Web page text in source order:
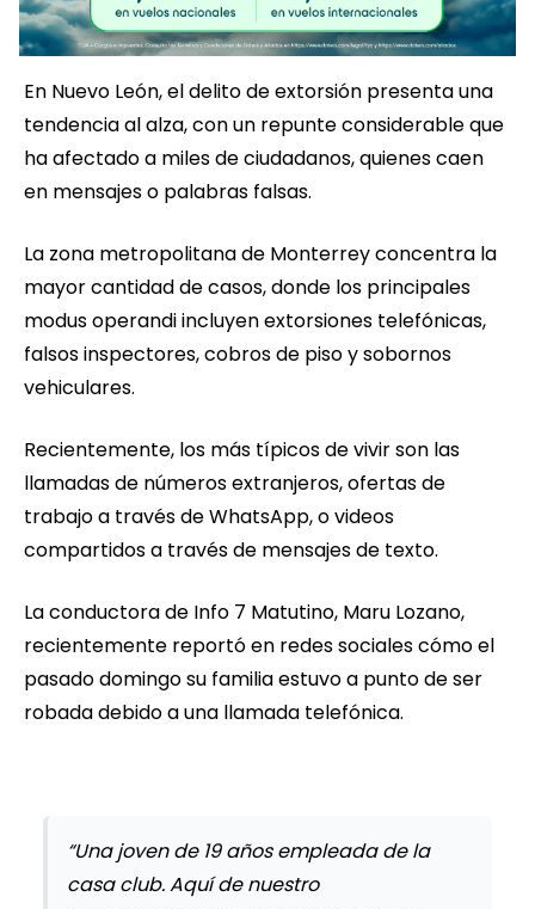
En Nuevo León, el delito de extorsión presenta una
tendencia al alza, con un repunte considerable que
ha afectado a miles de ciudadanos, quienes caen
en mensajes o palabras falsas.
La zona metropolitana de Monterrey concentra la
mayor cantidad de casos, donde los principales
modus operandi incluyen extorsiones telefónicas,
falsos inspectores, cobros de piso y sobornos
vehiculares.
Recientemente, los más típicos de vivir son las
llamadas de números extranjeros, ofertas de
trabajo a través de WhatsApp, o videos
compartidos a través de mensajes de texto.
La conductora de Info 7 Matutino, Maru Lozano,
recientemente reportó en redes sociales cómo el
pasado domingo su familia estuvo a punto de ser
robada debido a una llamada telefónica.
“Una joven de 19 años empleada de la
casa club. Aquí de nuestro